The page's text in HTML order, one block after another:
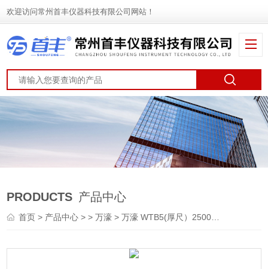
欢迎访问常州首丰仪器科技有限公司网站！
PRODUCTS 产品中心
首页> 产品中心 > >万濠 > 万濠 WTB5(厚尺）2500mm 光栅尺